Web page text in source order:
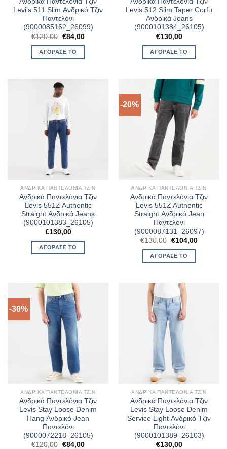
Levi’s 511 Slim Ανδρικό Τζιν
Παντελόνι
(9000085162_26099)
€120,00 Original
price
was:
€120,00.
€84,00Η
ΑΓΌΡΑΣΈ ΤΟ
Levis 512 Slim Taper Corfu
Ανδρικά Jeans
(9000101384_26105)
€130,00
ΑΓΌΡΑΣΈ ΤΟ
ΑΝΔΡΙΚΆ ΠΑΝΤΕΛΌΝΙΑ ΤΖΙΝ
Ανδρικά Παντελόνια Τζιν
Levis 551Z Authentic
Straight Ανδρικά Jeans
(9000101383_26105)
€130,00
ΑΓΌΡΑΣΈ ΤΟ
-20%
ΑΝΔΡΙΚΆ ΠΑΝΤΕΛΌΝΙΑ ΤΖΙΝ
Ανδρικά Παντελόνια Τζιν
Levis 551Z Authentic
Straight Ανδρικό Jean
Παντελόνι
(9000087131_26097)
€130,00 Original
was:
€130,00.
€104,00Η
ΑΓΌΡΑΣΈ ΤΟ
-30%
ΑΝΔΡΙΚΆ ΠΑΝΤΕΛΌΝΙΑ ΤΖΙΝ
Ανδρικά Παντελόνια Τζιν
Levis Stay Loose Denim
Hang Ανδρικό Jean
Παντελόνι
(9000072218_26105)
€120,00 Original
€84,00Η
ΑΝΔΡΙΚΆ ΠΑΝΤΕΛΌΝΙΑ ΤΖΙΝ
Ανδρικά Παντελόνια Τζιν
Levis Stay Loose Denim
Service Light Ανδρικό Τζιν
Παντελόνι
(9000101389_26103)
€130,00